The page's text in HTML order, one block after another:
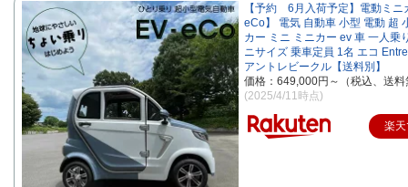
【予約 6月入荷予定】電動ミニ
eCo】 電気 自動車 小型 電動 超
カー ミニ ミニカー ev 車 一人乗
ニサイズ 乗車定員 1名 エコ
アントレビークル【送料別】
価格：649,000円～（税込、送料
(2025/4/11時点)
楽